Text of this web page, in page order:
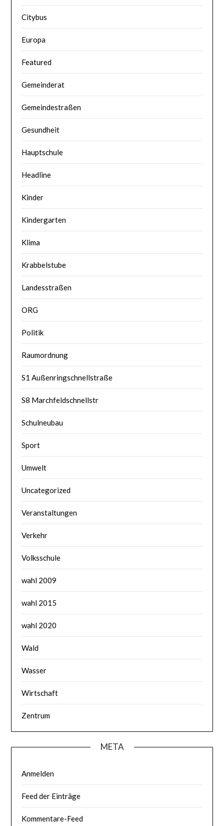
Citybus
Europa
Featured
Gemeinderat
Gemeindestraßen
Gesundheit
Hauptschule
Headline
Kinder
Kindergarten
Klima
Krabbelstube
Landesstraßen
ORG
Politik
Raumordnung
S1 Außenringschnellstraße
S8 Marchfeldschnellstr
Schulneubau
Sport
Umwelt
Uncategorized
Veranstaltungen
Verkehr
Volksschule
wahl 2009
wahl 2015
wahl 2020
Wald
Wasser
Wirtschaft
Zentrum
META
Anmelden
Feed der Einträge
Kommentare-Feed